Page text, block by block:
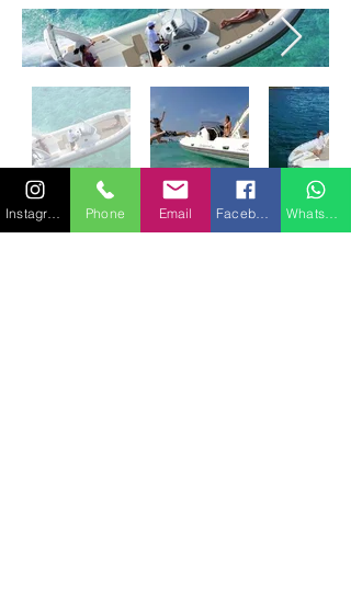
PRINCIPALES CARACTERISTIQUES
Phone Email